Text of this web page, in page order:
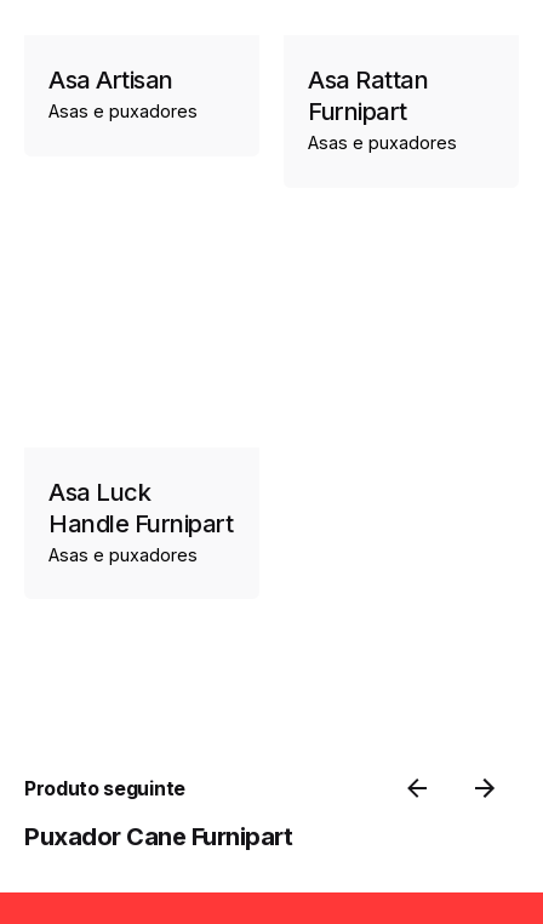
Asa Artisan
Asas e puxadores
Asa Rattan
Furnipart
Asas e puxadores
Asa Luck
Handle Furnipart
Asas e puxadores
Produto seguinte
Puxador Cane Furnipart